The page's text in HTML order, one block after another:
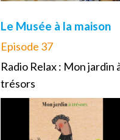
Le Musée à la maison
Episode 37
Radio Relax : Mon jardin
trésors